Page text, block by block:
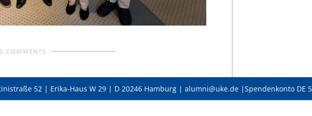
0 COMMENTS
52 | Erika-Haus W 29 | D 20246 Hamburg | alumni@uke.de |Spendenkonto DE